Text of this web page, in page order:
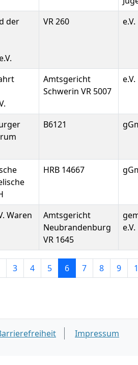
der
VR 260 e.V.
Amtsgericht
Schwerin VR 5007
e.V.
B6121
HRB 14667
Waren
Amtsgericht
Neubrandenburg
VR 1645
e.V.
3 4 5 6 7 8 9
Impressum